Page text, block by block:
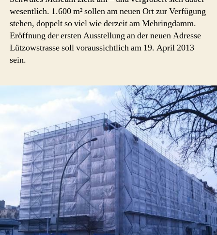
voraussichtlich
am
18.
Mai
2013
(akt.3)
wesentlich. 1.600 m² sollen am neuen Ort zur Verfügung
stehen, doppelt so viel wie derzeit am Mehringdamm.
Eröffnung der ersten Ausstellung an der neuen Adresse
Lützowstrasse soll voraussichtlich am 19. April 2013
sein.